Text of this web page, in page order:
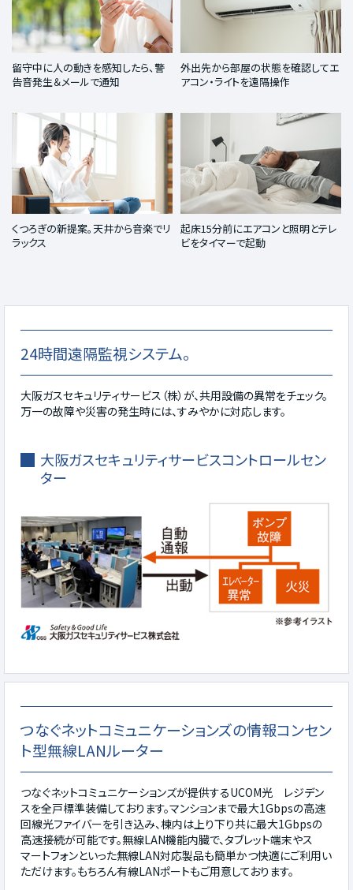
留守中に人の動きを感知したら、警
告音発生＆メールで通知
外出先から部屋の状態を確認してエ
アコン・ライトを遠隔操作
くつろぎの新提案。天井から音楽でリ
ラックス
起床15分前にエアコンと照明とテレ
ビをタイマーで起動
24時間遠隔監視システム。
大阪ガスセキュリティサービス（株）が、共用設備の異常をチェック。
万一の故障や災害の発生時には、すみやかに対応します。
大阪ガスセキュリティサービスコントロールセン
ター
つなぐネットコミュニケーションズの情報コンセン
ト型無線LANルーター
つなぐネットコミュニケーションズが提供するUCOM光 レジデン
スを全戸標準装備しております。マンションまで最大1Gbpsの高速
回線光ファイバーを引き込み、棟内は上り下り共に最大1Gbpsの
高速接続が可能です。無線LAN機能内臓で、タブレット端末やス
マートフォンといった無線LAN対応製品も簡単かつ快適にご利用い
ただけます。もちろん有線LANポートもご用意しております。